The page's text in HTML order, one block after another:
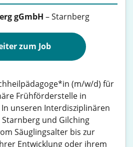
gGmbH –Starnberg
zum Job
(m/w/d) für
Frühförderstelle in
unseren Interdisziplinären
und Gilching
Säuglingsalter bis zur
Entwicklung oder ihrem